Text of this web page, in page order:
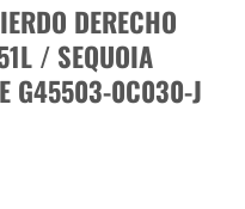
DERECHO
/ SEQUOIA
G45503-0C030-J